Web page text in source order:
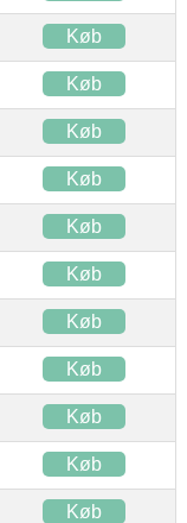
Køb
Køb
Køb
Køb
Køb
Køb
Køb
Køb
Køb
Køb
Køb